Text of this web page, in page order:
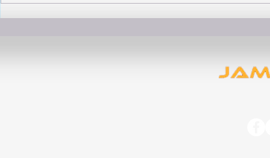
Cómo elegir ropa de calidad
Guía para